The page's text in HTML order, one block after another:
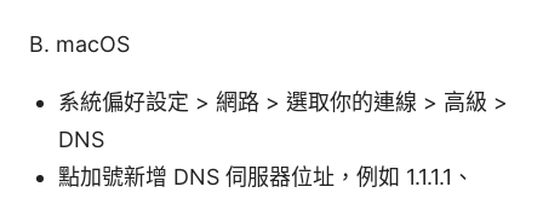
B. macOS
系統偏好設定 > 網路 > 選取你的連線 > 高級 >
DNS
點加號新增 DNS 伺服器位址，例如 1.1.1.1、